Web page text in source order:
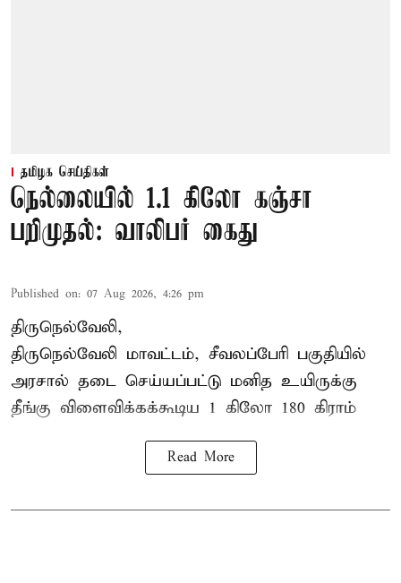
தமிழக செய்திகள்
நெல்லையில் 1.1 கிலோ கஞ்சா
பறிமுதல்: வாலிபர் கைது
Published on: 07 Aug 2026, 4:26 pm
திருநெல்வேலி,
திருநெல்வேலி மாவட்டம், சீவலப்பேரி பகுதியில்
அரசால் தடை செய்யப்பட்டு மனித உயிருக்கு
தீங்கு விளைவிக்கக்கூடிய 1 கிலோ 180 கிராம்
Read More